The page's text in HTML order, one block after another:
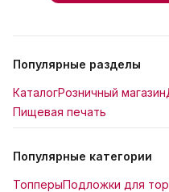
Популярные разделы
КаталогРозничный магазин
Пищевая печать
Популярные категории
ТопперыПодложки для